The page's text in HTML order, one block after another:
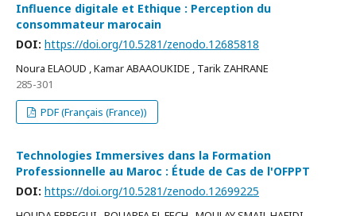
Influence digitale et Ethique : Perception du
consommateur marocain
DOI: https://doi.org/10.5281/zenodo.12685818
Noura ELAOUD , Kamar ABAAOUKIDE , Tarik ZAHRANE
285-301
PDF (Français (France))
Technologies Immersives dans la Formation
Professionnelle au Maroc : Étude de Cas de l'OFPPT
DOI: https://doi.org/10.5281/zenodo.12699225